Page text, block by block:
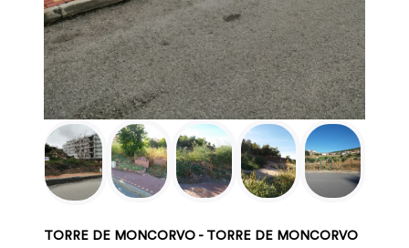
TORRE DE MONCORVO - TORRE DE MONCORVO